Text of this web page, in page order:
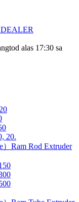
alas 17:30 sa
20.
）Ram Rod Extruder